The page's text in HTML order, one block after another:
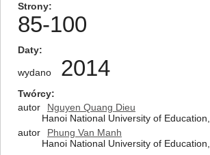
Strony
85-100
Daty
wydano 2014
Twórcy
autor
Nguyen Quang Dieu
Hanoi National University of
autor
Phung Van Manh
Hanoi National University of